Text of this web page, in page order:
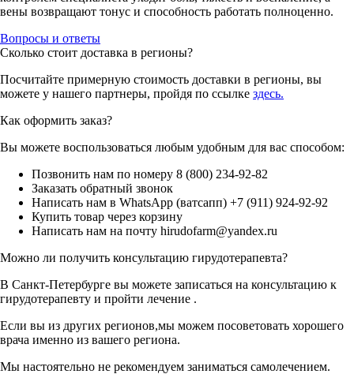
вены возвращают тонус и способность работать полноценно.
Вопросы и ответы
Сколько стоит доставка в регионы?
Посчитайте примерную стоимость доставки в регионы, вы
можете у нашего партнеры, пройдя по ссылке здесь.
Как оформить заказ?
Вы можете воспользоваться любым удобным для вас способом:
Позвонить нам по номеру 8 (800) 234-92-82
Заказать обратный звонок
Написать нам в WhatsApp (ватсапп) +7 (911) 924-92-92
Купить товар через корзину
Написать нам на почту hirudofarm@yandex.ru
Можно ли получить консультацию гирудотерапевта?
В Санкт-Петербурге вы можете записаться на консультацию к
гирудотерапевту и пройти лечение .
Если вы из других регионов,мы можем посоветовать хорошего
врача именно из вашего региона.
Мы настоятельно не рекомендуем заниматься самолечением.